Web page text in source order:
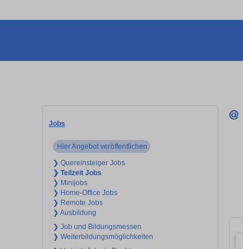
Jobs
Hier Angebot veröffentlichen
❯ Quereinsteiger Jobs
❯ Teilzeit Jobs
❯ Minijobs
❯ Home-Office Jobs
❯ Remote Jobs
❯ Ausbildung
❯ Job und Bildungsmessen
❯ Weiterbildungsmöglichkeiten